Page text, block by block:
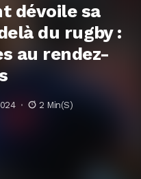
dévoile sa
du rugby :
au rendez-
2 Min(s)